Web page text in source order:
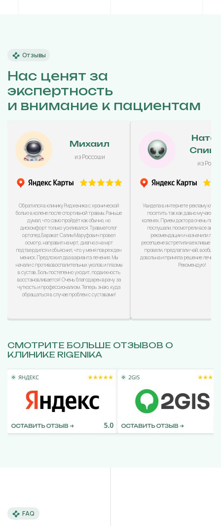
Отзывы
Нас ценят за
экспертность
и внимание к пациентам
Михаил
из Россоши
Обратился в клинику Ридженика с хронической
болью в колене после спортивной травмы. Раньше
думал, что само пройдёт как обычно, но
дискомфорт только усиливался. Травматолог
ортопед Баракат Салим Маруфович провел
осмотр, направил на мрт, диагноз на мрт
подтвердился и объяснил, что у меня поврежден
мениск. Предложил два варианта лечения. Мы
начали с противовоспалительных уколов и плазмы
в сустав. Боль постепенно уходит, подвижность
восстановливается! Очень благодарен врачу за
чуткость и профессионализм. Теперь знаю, куда
обращаться в случае проблем с суставами!
из
Увидела в интернете рекламу
посетить так как давно мучаюсь
коленях. Прием доктора очень
послушали, посмотрели все
рекомендации и назначили
ресепшене встретили вежливые
провели, предлагали чай, вообщем
довольна и приняла решение
Рекомендую!
СМОТРИТЕ БОЛЬШЕ ОТЗЫВОВ О
КЛИНИКЕ RIGENIKA
FAQ